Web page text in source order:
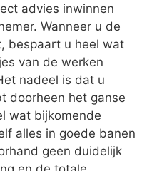
advies inwinnen
Wanneer u de
bespaart u heel wat
van de werken
nadeel is dat u
doorheen het ganse
wat bijkomende
alles in goede banen
geen duidelijk